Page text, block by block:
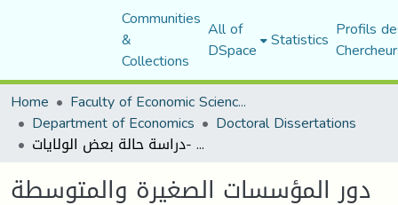
Communities
&
Collections
All of
DSpace Statistics Profils
Home
Faculty of Economic Sciences, Commerce and Management Sciences
Department of Economics Doctoral Dissertations
دور المؤسسات الصغيرة والمتوسطة في تحقيق التنمية المستدامة في الاقتصاد الجزائري -دراسة حالة بعض الولايات
دور المؤسسات الصغيرة والمتوسطة